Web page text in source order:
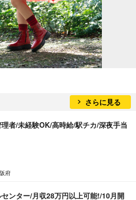
さらに見る
者/未経験OK/高時給/駅チカ/深夜手当
府
ンター/月収28万円以上可能!/10月開